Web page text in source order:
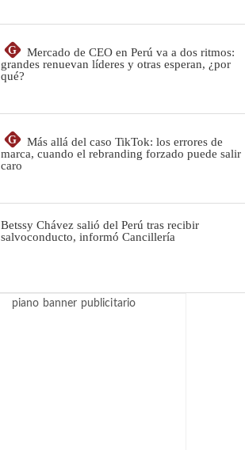
G
Mercado de CEO en Perú va a dos ritmos:
grandes renuevan líderes y otras esperan, ¿por
qué?
G
Más allá del caso TikTok: los errores de
marca, cuando el rebranding forzado puede salir
caro
Betssy Chávez salió del Perú tras recibir
salvoconducto, informó Cancillería